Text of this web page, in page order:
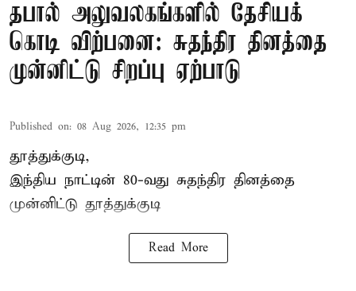
தபால் அலுவலகங்களில் தேசியக்
கொடி விற்பனை: சுதந்திர தினத்தை
முன்னிட்டு சிறப்பு ஏற்பாடு
Published on: 08 Aug 2026, 12:35 pm
தூத்துக்குடி,
இந்திய நாட்டின் 80-வது சுதந்திர தினத்தை
முன்னிட்டு தூத்துக்குடி
Read More